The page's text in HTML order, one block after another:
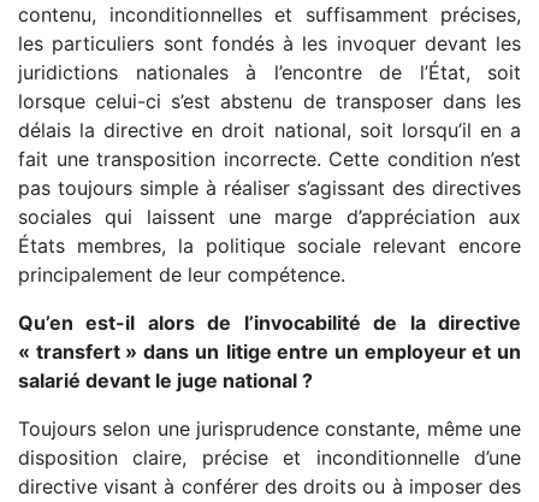
contenu, inconditionnelles et suffisamment précises,
les particuliers sont fondés à les invoquer devant les
juridictions nationales à l’encontre de l’État, soit
lorsque celui-ci s’est abstenu de transposer dans les
délais la directive en droit national, soit lorsqu’il en a
fait une transposition incorrecte. Cette condition n’est
pas toujours simple à réaliser s’agissant des directives
sociales qui laissent une marge d’appréciation aux
États membres, la politique sociale relevant encore
principalement de leur compétence.
Qu’en est-il alors de l’invocabilité de la directive
« transfert » dans un litige entre un employeur et un
salarié devant le juge national ?
Toujours selon une jurisprudence constante, même une
disposition claire, précise et inconditionnelle d’une
directive visant à conférer des droits ou à imposer des